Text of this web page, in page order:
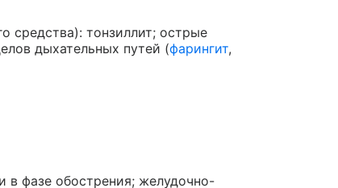
средства): тонзиллит; острые
дыхательных путей (фарингит,
в фазе обострения; желудочно-